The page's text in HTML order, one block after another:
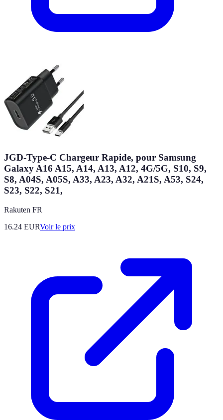
JGD-Type-C Chargeur Rapide, pour Samsung
Galaxy A16 A15, A14, A13, A12, 4G/5G, S10, S9,
S8, A04S, A05S, A33, A23, A32, A21S, A53, S24,
S23, S22, S21,
Rakuten FR
16.24 EURVoir le prix